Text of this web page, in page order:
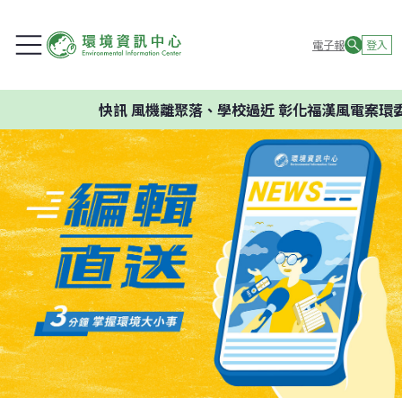
電子報 登入
快訊風機離聚落、學校過近 彰化福漢風電案環委